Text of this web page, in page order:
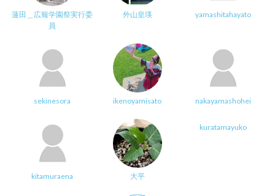
蓮田＿広報学園祭実行委
員
外山皇瑛 yamashitahayato
sekinesora ikenoyamisato nakayamashohei
kitamuraena 大平
kuratamayuko